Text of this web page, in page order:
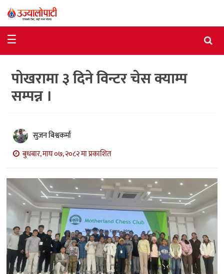
राजनीति
विशेष
आर्थिक
अन्तर्वार्ता
मनोरञ्जन
विज्ञान
प्रविधि
खेलकुद
अन्य
☰
पोखरामा ३ दिने विन्टर चेस क्याम्प
सम्पन्न ।
सुजन बिश्वकर्मा
बुधबार, माघ ०७, २०८२ मा प्रकाशित